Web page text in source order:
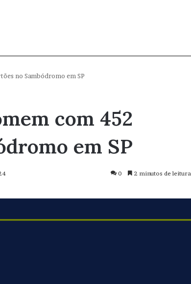
no Sambódromo em SP
com 452
em SP
0 2 minutos de leitura